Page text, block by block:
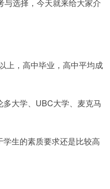
选择，今天就来给大家介
上，高中毕业，高中平均成
大学、UBC大学、麦克马
生的素质要求还是比较高